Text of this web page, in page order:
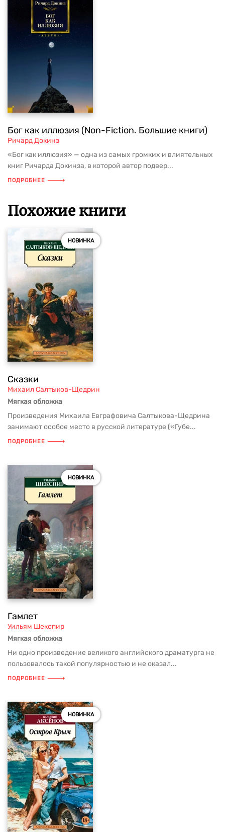
Бог как иллюзия (Non-Fiction. Большие книги)
Ричард Докинз
«Бог как иллюзия» — одна из самых громких и влиятельных
книг Ричарда Докинза, в которой автор подвер...
ПОДРОБНЕЕ
Похожие книги
НОВИНКА
Сказки
Михаил Салтыков-Щедрин
Мягкая обложка
Произведения Михаила Евграфовича Салтыкова-Щедрина
занимают особое место в русской литературе («Губе...
ПОДРОБНЕЕ
НОВИНКА
Гамлет
Уильям Шекспир
Мягкая обложка
Ни одно произведение великого английского драматурга не
пользовалось такой популярностью и не оказал...
ПОДРОБНЕЕ
НОВИНКА